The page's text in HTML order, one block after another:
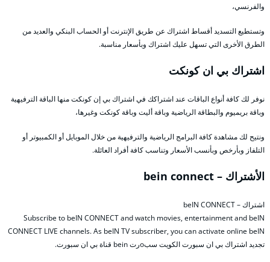
والفرنسي،
وتستطيع التسديد أقساط اشتراك عن طريق الإنترنت أو الحساب البنكي والعديد من
الطرق الأخرى التي تسهل عليك اشتراك وبأسعار مناسبة.
اشتراك بي ان كونكت
نوفر لك كافة أنواع الباقات عند اشتراكك في اشتراك بي إن كونكت منها الباقة الترفيهية
وباقة بريميوم والبطاقة الرياضية وباقة أليت وباقة كونكت وغيرها،
ونتيح لك مشاهدة كافة البرامج الرياضية والترفيهية من خلال الموبايل أو الكمبيوتر أو
التلفاز وبأرخص وبأنسب الأسعار وتناسب كافة أفراد العائلة.
الأشتراك – bein connect
اشتراك – beIN CONNECT
Subscribe to beIN CONNECT and watch movies, entertainment and beIN
CONNECT LIVE channels. As beIN TV subscriber, you can activate online beIN
تجديد اشتراك بي ان سبورت الكويت سبoرت bein قناة بي ان سبورت.